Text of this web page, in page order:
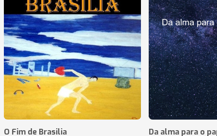
O Fim de Brasilia Da alma para o